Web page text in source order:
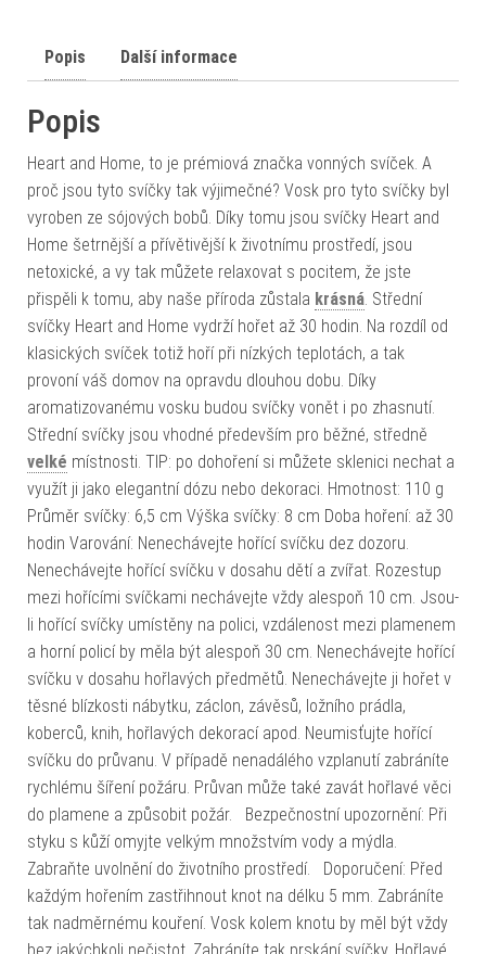
Popis Další informace
Popis
Heart and Home, to je prémiová značka vonných svíček. A
proč jsou tyto svíčky tak výjimečné? Vosk pro tyto svíčky byl
vyroben ze sójových bobů. Díky tomu jsou svíčky Heart and
Home šetrnější a přívětivější k životnímu prostředí, jsou
netoxické, a vy tak můžete relaxovat s pocitem, že jste
přispěli k tomu, aby naše příroda zůstala krásná . Střední
svíčky Heart and Home vydrží hořet až 30 hodin. Na rozdíl od
klasických svíček totiž hoří při nízkých teplotách, a tak
provoní váš domov na opravdu dlouhou dobu. Díky
aromatizovanému vosku budou svíčky vonět i po zhasnutí.
Střední svíčky jsou vhodné především pro běžné, středně
velké místnosti. TIP: po dohoření si můžete sklenici nechat a
využít ji jako elegantní dózu nebo dekoraci. Hmotnost: 110 g
Průměr svíčky: 6,5 cm Výška svíčky: 8 cm Doba hoření: až 30
hodin Varování: Nenechávejte hořící svíčku dez dozoru.
Nenechávejte hořící svíčku v dosahu dětí a zvířat. Rozestup
mezi hořícími svíčkami nechávejte vždy alespoň 10 cm. Jsou-
li hořící svíčky umístěny na polici, vzdálenost mezi plamenem
a horní policí by měla být alespoň 30 cm. Nenechávejte hořící
svíčku v dosahu hořlavých předmětů. Nenechávejte ji hořet v
těsné blízkosti nábytku, záclon, závěsů, ložního prádla,
koberců, knih, hořlavých dekorací apod. Neumisťujte hořící
svíčku do průvanu. V případě nenadálého vzplanutí zabráníte
rychlému šíření požáru. Průvan může také zavát hořlavé věci
do plamene a způsobit požár. Bezpečnostní upozornění: Při
styku s kůží omyjte velkým množstvím vody a mýdla.
Zabraňte uvolnění do životního prostředí. Doporučení: Před
každým hořením zastřihnout knot na délku 5 mm. Zabráníte
tak nadměrnému kouření. Vosk kolem knotu by měl být vždy
bez jakýchkoli nečistot. Zabráníte tak prskání svíčky. Hořlavé